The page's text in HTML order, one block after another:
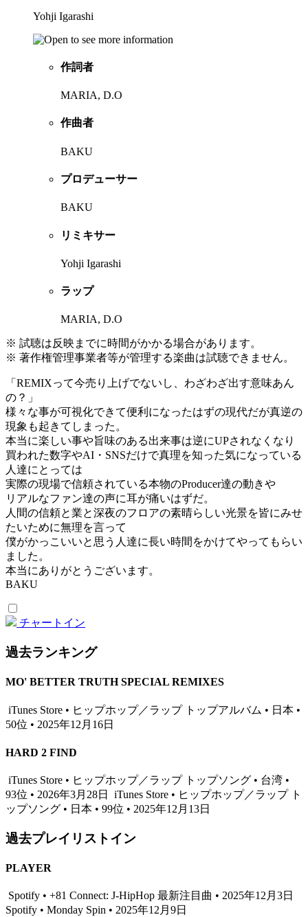
Yohji Igarashi
作詞者
MARIA, D.O
作曲者
BAKU
プロデューサー
BAKU
リミキサー
Yohji Igarashi
ラップ
MARIA, D.O
※ 試聴は反映までに時間がかかる場合があります。
※ 著作権管理事業者等が管理する楽曲は試聴できません。
「REMIXって今売り上げでないし、わざわざ出す意味あん
の？」
様々な事が可視化できて便利になったはずの現代だが真逆の
現象も起きてしまった。
本当に楽しい事や旨味のある出来事は逆にUPされなくなり
買われた数字やAI・SNSだけで真理を知った気になっている
人達にとっては
実際の現場で信頼されている本物のProducer達の動きや
リアルなファン達の声に耳が痛いはずだ。
人間の信頼と業と深夜のフロアの素晴らしい光景を皆にみせ
たいために無理を言って
僕がかっこいいと思う人達に長い時間をかけてやってもらい
ました。
本当にありがとうございます。
BAKU
チャートイン
過去ランキング
MO' BETTER TRUTH SPECIAL REMIXES
iTunes Store • ヒップホップ／ラップ トップアルバム • 日本 •
50位 • 2025年12月16日
HARD 2 FIND
iTunes Store • ヒップホップ／ラップ トップソング • 台湾 •
93位 • 2026年3月28日
iTunes Store • ヒップホップ／ラップ ト
ップソング • 日本 • 99位 • 2025年12月13日
過去プレイリストイン
PLAYER
Spotify • +81 Connect: J-HipHop 最新注目曲 • 2025年12月3日
Spotify • Monday Spin • 2025年12月9日